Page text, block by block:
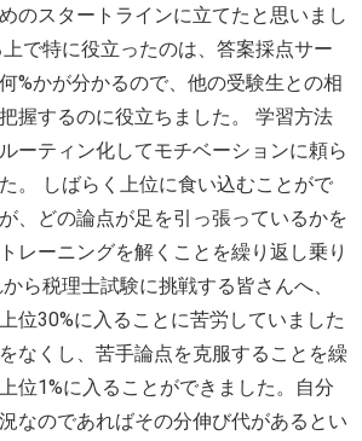
のスタートラインに立てたと思いまし
で特に役立ったのは、答案採点サー
%かが分かるので、他の受験生との相
握するのに役立ちました。 学習方法
ーティン化してモチベーションに頼ら
。 しばらく上位に食い込むことがで
、どの論点が足を引っ張っているかを
レーニングを解くことを繰り返し乗り
ら税理士試験に挑戦する皆さんへ、
位30%に入ることに苦労していました
なくし、苦手論点を克服することを繰
位1%に入ることができました。自分
なのであればその分伸び代があるとい